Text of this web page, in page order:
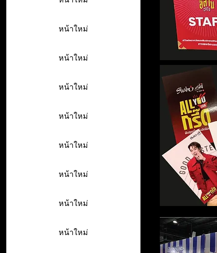
หน้าใหม่
หน้าใหม่
หน้าใหม่
หน้าใหม่
หน้าใหม่
หน้าใหม่
หน้าใหม่
หน้าใหม่